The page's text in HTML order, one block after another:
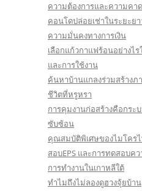
ความต้องการและความคา
คอนโดปล่อยเช่าในระยะย
ความมั่นคงทางการเงิน
เลือกแก้วกาแฟร้อนอย่างไ
และการใช้งาน
ค้นหาบ้านแกลงร่วมสร้าง
ชีวิตที่หรูหรา
การคุมงานก่อสร้างคือกระ
ซับซ้อน
คุณสมบัติพิเศษของไมโคร
สอบEPS และการทดสอบค
การทำงานในเกาหลีใต้
ทำไมถึงไม่ลองดูฮวงจุ้ยบ้าน